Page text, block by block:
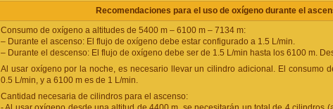
Recomendaciones para el uso de oxígeno durante el
Consumo de oxígeno a altitudes de 5400 m – 6100 m – 7134 m:
– Durante el ascenso: El flujo de oxígeno debe estar configurado a 1.5 L/min.
– Durante el descenso: El flujo de oxígeno debe ser de 1.5 L/min hasta los 6100 m.
Al usar oxígeno por la noche, es necesario llevar un cilindro adicional. El consumo
0.5 L/min, y a 6100 m es de 1 L/min.
Cantidad necesaria de cilindros para el ascenso: